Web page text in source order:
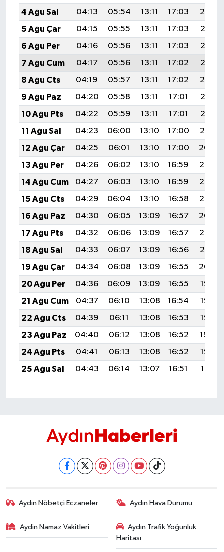
4 Ağu Sal
04:13 05:54 13:11 17:03
20:19
5 Ağu Çar
04:15 05:55 13:11 17:03
20:18
6 Ağu Per
04:16 05:56 13:11 17:03
20:17
7 Ağu Cum
04:17 05:56 13:11 17:02
20:15
8 Ağu Cts
04:19 05:57 13:11 17:02
20:14
9 Ağu Paz
04:20 05:58 13:11 17:01
20:13
10 Ağu Pts
04:22 05:59 13:11 17:01
20:12
11 Ağu Sal
04:23 06:00 13:10 17:00
20:10
12 Ağu Çar
04:25 06:01 13:10 17:00
20:09
13 Ağu Per
04:26 06:02 13:10 16:59
20:08
14 Ağu Cum
04:27 06:03 13:10 16:59
20:07
15 Ağu Cts
04:29 06:04 13:10 16:58
20:05
16 Ağu Paz
04:30 06:05 13:09 16:57
20:04
17 Ağu Pts
04:32 06:06 13:09 16:57
20:03
18 Ağu Sal
04:33 06:07 13:09 16:56
20:01
19 Ağu Çar
04:34 06:08 13:09 16:55
20:00
20 Ağu Per
04:36 06:09 13:09 16:55
19:58
21 Ağu Cum
04:37 06:10 13:08 16:54
19:57
22 Ağu Cts
04:39 06:11 13:08 16:53
19:55
23 Ağu Paz
04:40 06:12 13:08 16:52
19:54
24 Ağu Pts
04:41 06:13 13:08 16:52
19:52
25 Ağu Sal
04:43 06:14 13:07 16:51 19:51
Aydın Nöbetçi Eczaneler Aydın Hava Durumu
Aydin Namaz Vakitleri
Aydın Trafik Yoğunluk
Haritası
İZMİR
KÜTAHYA
MANİSA
MUĞLA
UŞAK
YURT